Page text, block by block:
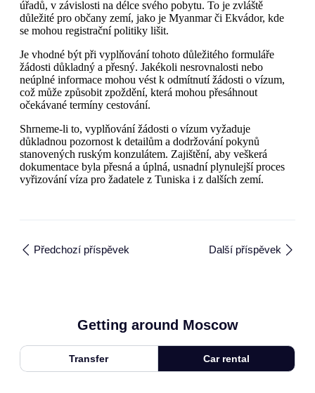
úřadů, v závislosti na délce svého pobytu. To je zvláště
důležité pro občany zemí, jako je Myanmar či Ekvádor, kde
se mohou registrační politiky lišit.
Je vhodné být při vyplňování tohoto důležitého formuláře
žádosti důkladný a přesný. Jakékoli nesrovnalosti nebo
neúplné informace mohou vést k odmítnutí žádosti o vízum,
což může způsobit zpoždění, která mohou přesáhnout
očekávané termíny cestování.
Shrneme-li to, vyplňování žádosti o vízum vyžaduje
důkladnou pozornost k detailům a dodržování pokynů
stanovených ruským konzulátem. Zajištění, aby veškerá
dokumentace byla přesná a úplná, usnadní plynulejší proces
vyřizování víza pro žadatele z Tuniska i z dalších zemí.
Předchozí příspěvek Další příspěvek
Getting around Moscow
Transfer Car rental